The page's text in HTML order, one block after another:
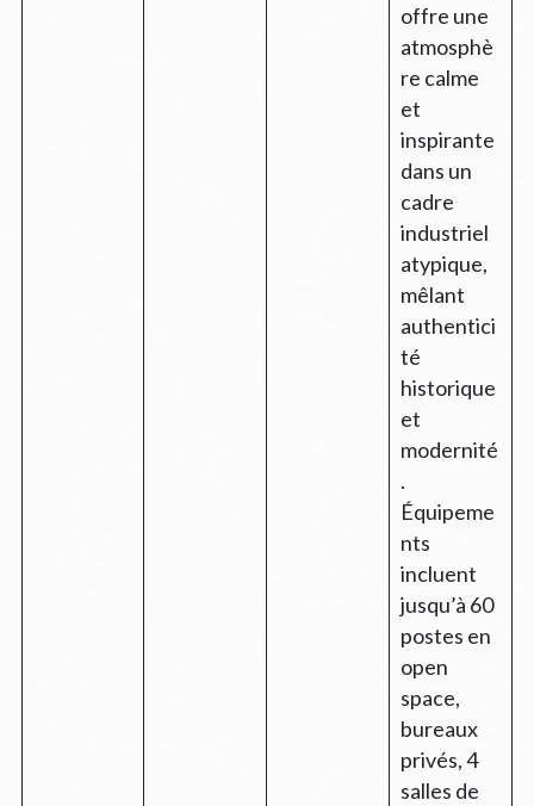
offre une
atmosphè
re calme
et
inspirante
dans un
cadre
industriel
atypique,
mêlant
authentici
té
historique
et
modernité
.
Équipeme
nts
incluent
jusqu’à 60
postes en
open
space,
bureaux
privés, 4
salles de